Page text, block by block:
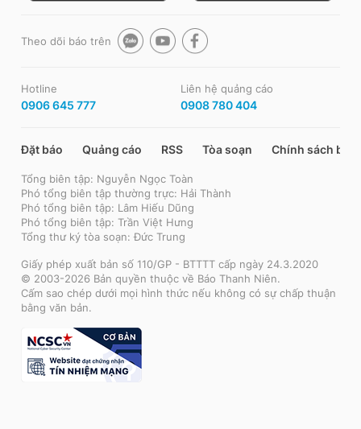
Theo dõi báo trên
Hotline
0906 645 777
Liên hệ quảng cáo
0908 780 404
Đặt báo Quảng cáo RSS Tòa soạn Chính sách bảo
Tổng biên tập: Nguyễn Ngọc Toàn
Phó tổng biên tập thường trực: Hải Thành
Phó tổng biên tập: Lâm Hiếu Dũng
Phó tổng biên tập: Trần Việt Hưng
Tổng thư ký tòa soạn: Đức Trung
Giấy phép xuất bản số 110/GP - BTTTT cấp ngày 24.3.2020
© 2003-2026 Bản quyền thuộc về Báo Thanh Niên.
Cấm sao chép dưới mọi hình thức nếu không có sự chấp thuận
bằng văn bản.